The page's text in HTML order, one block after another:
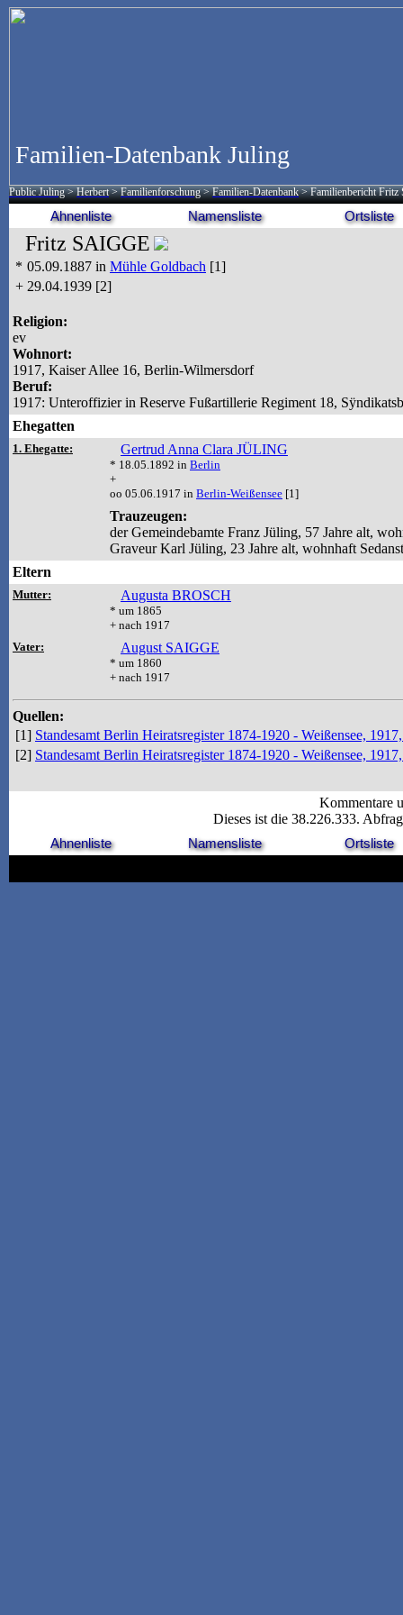
Familien-Datenbank Juling
Public Juling >Herbert >Familienforschung >Familien-Datenbank > Familienbericht Fritz
Ahnenliste Namensliste Ortsliste
Fritz SAIGGE
* 05.09.1887 in Mühle Goldbach [1]
+ 29.04.1939 [2]
Religion:
ev
Wohnort:
1917, Kaiser Allee 16, Berlin-Wilmersdorf
Beruf:
1917: Unteroffizier in Reserve Fußartillerie Regiment 18,
Ehegatten
1. Ehegatte: Gertrud Anna Clara JÜLING
* 18.05.1892 in Berlin
+
oo 05.06.1917 in Berlin-Weißensee [1]
Trauzeugen:
der Gemeindebamte Franz Jüling, 57 Jahre alt,
Graveur Karl Jüling, 23 Jahre alt, wohnhaft
Eltern
Mutter: Augusta BROSCH
* um 1865
+ nach 1917
Vater:
August SAIGGE
* um 1860
+ nach 1917
Quellen:
[1] Standesamt Berlin Heiratsregister 1874-1920 - Weißensee,
[2] Standesamt Berlin Heiratsregister 1874-1920 - Weißensee,
Kommentare
Dieses ist die 38.226.333.
Ahnenliste
Namensliste Ortsliste